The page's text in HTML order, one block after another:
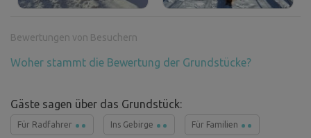
Bewertungen von Besuchern
Woher stammt die Bewertung der Grundstücke?
Gäste sagen über das Grundstück:
Für Radfahrer Ins Gebirge Für Familien